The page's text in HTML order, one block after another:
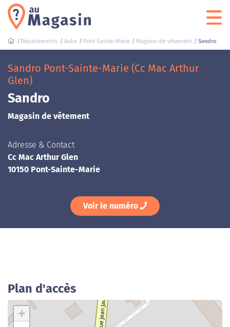
Départements Aube Pont-Sainte-Marie Magasin de vêtement Sandro
Sandro Pont-Sainte-Marie (Cc Mac Arthur
Glen)
Sandro
Magasin de vêtement
Adresse & Contact
Cc Mac Arthur Glen
10150 Pont-Sainte-Marie
Voir le numéro
Plan d'accès
+